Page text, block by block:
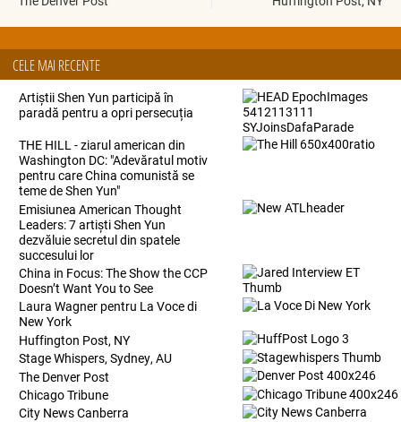
CELE MAI RECENTE
Artiștii Shen Yun participă în
paradă pentru a opri persecuția
THE HILL - ziarul american din
Washington DC: "Adevăratul motiv
pentru care China comunistă se
teme de Shen Yun"
Emisiunea American Thought
Leaders: 7 artiști Shen Yun
dezvăluie secretul din spatele
succesului lor
China in Focus: The Show the CCP
Doesn’t Want You to See
Laura Wagner pentru La Voce di
New York
Huffington Post, NY
Stage Whispers, Sydney, AU
The Denver Post
Chicago Tribune
City News Canberra